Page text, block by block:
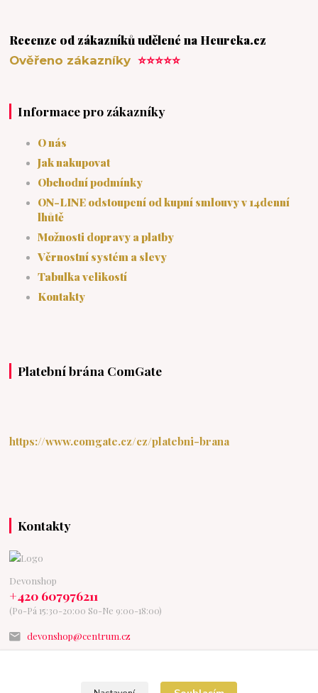
Recenze od zákazníků udělené na Heureka.cz
Ověřeno zákazníky⭐⭐⭐⭐⭐
Informace pro zákazníky
O nás
Jak nakupovat
Obchodní podmínky
ON-LINE odstoupení od kupní smlouvy v 14denní
lhůtě
Možnosti dopravy a platby
Věrnostní systém a slevy
Tabulka velikostí
Kontakty
Platební brána ComGate
https://www.comgate.cz/cz/platebni-brana
Kontakty
Devonshop
+420 607976211
(Po-Pá 15:30-20:00 So-Ne 9:00-18:00)
devonshop@centrum.cz